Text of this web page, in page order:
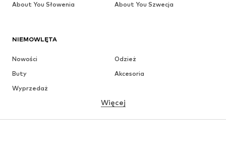
NIEMOWLĘTA
Nowości
Odzież
Buty
Akcesoria
Wyprzedaż
Więcej
About You Słowenia
About You Szwecja